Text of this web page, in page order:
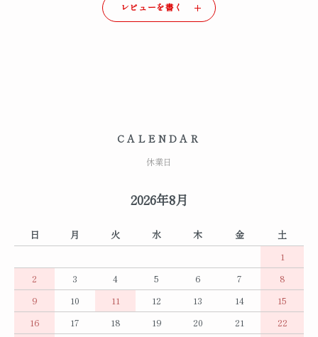
レビューを書く
CALENDAR
休業日
2026年8月
日 月 火 水 木 金
土
1
2
3 4 5 6 7
8
9
10 11 12 13 14
15
16
17 18 19 20 21
22